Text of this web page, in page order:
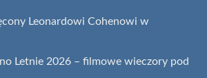
Leonardowi Cohenowi w
Letnie 2026 – filmowe wieczory pod